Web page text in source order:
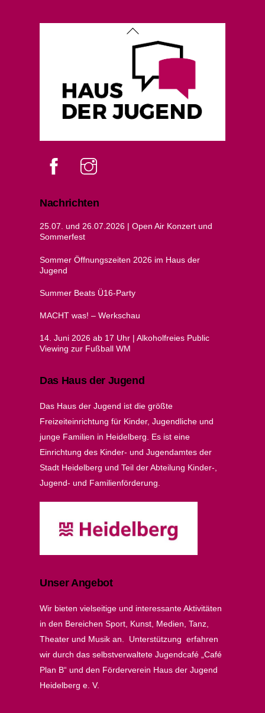
Back
To
Facebook
Nachrichten
25.07. und 26.07.2026 | Open Air Konzert und
Sommerfest
Sommer Öffnungszeiten 2026 im Haus der
Jugend
Summer Beats Ü16-Party
MACHT was! – Werkschau
14. Juni 2026 ab 17 Uhr | Alkoholfreies Public
Viewing zur Fußball WM
Das Haus der Jugend
Das Haus der Jugend ist die größte
Freizeiteinrichtung für Kinder, Jugendliche und
junge Familien in Heidelberg. Es ist eine
Einrichtung des Kinder- und Jugendamtes der
Stadt Heidelberg und Teil der Abteilung Kinder-,
Jugend- und Familienförderung.
Unser Angebot
Wir bieten vielseitige und interessante Aktivitäten
in den Bereichen Sport, Kunst, Medien, Tanz,
Theater und Musik an. Unterstützung erfahren
wir durch das selbstverwaltete Jugendcafé „Café
Plan B“ und den Förderverein Haus der Jugend
Heidelberg e. V.